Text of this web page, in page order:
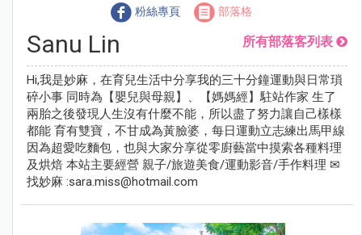
粉絲專頁 部落格
Sanu Lin 所有部落客列表
Hi,我是妙麻，在育兒生活中分享我的三十分鐘運動與日常瑣
碎小事 同時為【嬰兒與母親】、【媽媽經】駐站作家 生了
兩胎之後發現人生沒有什麼不能，所以盡了努力讓自己樣樣
都能 育有雙寶，不甘成為黃臉婆，每日運動立志練出馬甲線
因為超愛吃麵包，也與大家分享從零廚藝當中摸索各種料理
及烘焙 本站主要經營 親子/旅遊美食/運動影音/手作料理 ✉
找妙麻 :sara.miss@hotmail.com